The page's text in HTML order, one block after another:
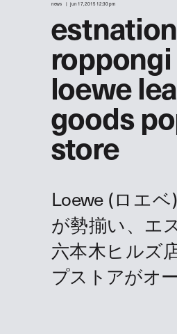
news jun 17, 2015 12:30 pm
estnation
loewe
goods
store